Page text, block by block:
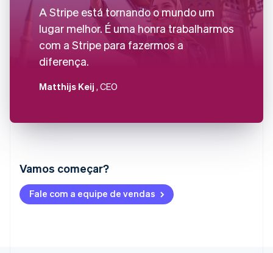
Vamos começar?
Fale com a equipe de vendas
A Stripe está tornando o mundo um
lugar melhor. É uma honra trabalharmos
com a Stripe para fazermos a
diferença.
Matthijs Keij , CEO
DeutschEnglish
Austrália